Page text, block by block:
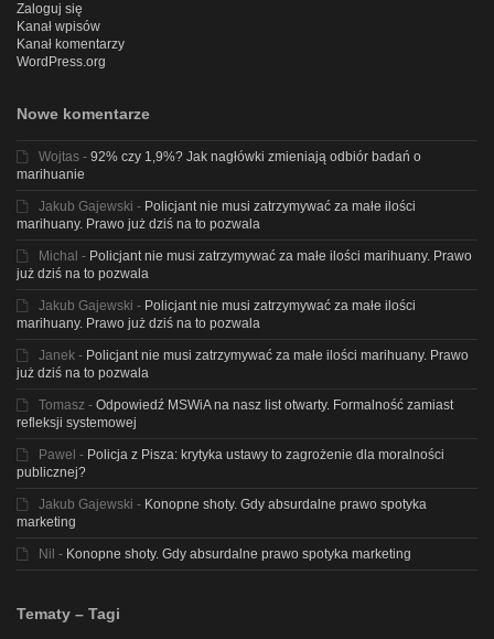
Zaloguj się
Kanał wpisów
Kanał komentarzy
WordPress.org
Nowe komentarze
Wojtas - 92% czy 1,9%? Jak nagłówki zmieniają odbiór badań o
marihuanie
Jakub Gajewski - Policjant nie musi zatrzymywać za małe ilości
marihuany. Prawo już dziś na to pozwala
Michal - Policjant nie musi zatrzymywać za małe ilości marihuany. Prawo
już dziś na to pozwala
Jakub Gajewski - Policjant nie musi zatrzymywać za małe ilości
marihuany. Prawo już dziś na to pozwala
Janek - Policjant nie musi zatrzymywać za małe ilości marihuany. Prawo
już dziś na to pozwala
Tomasz - Odpowiedź MSWiA na nasz list otwarty. Formalność zamiast
refleksji systemowej
Pawel - Policja z Pisza: krytyka ustawy to zagrożenie dla moralności
publicznej?
Jakub Gajewski - Konopne shoty. Gdy absurdalne prawo spotyka
marketing
Nil - Konopne shoty. Gdy absurdalne prawo spotyka marketing
Tematy – Tagi